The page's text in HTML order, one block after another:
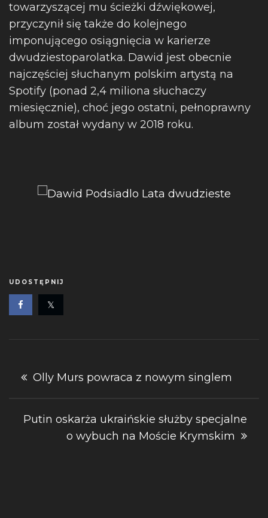
towarzyszącej mu ścieżki dźwiękowej,
przyczynił się także do kolejnego
imponującego osiągnięcia w karierze
dwudziestoparolatka. Dawid jest obecnie
najczęściej słuchanym polskim artystą na
Spotify (ponad 2,4 miliona słuchaczy
miesięcznie), choć jego ostatni, pełnoprawny
album został wydany w 2018 roku.
UDOSTĘPNIJ
Nawigacja
Olly Murs powraca z nowym singlem
Putin oskarża ukraińskie służby specjalne
o wybuch na Moście Krymskim